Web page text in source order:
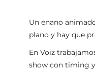
Un enano
plano y hay que
En Voiz
show con timing